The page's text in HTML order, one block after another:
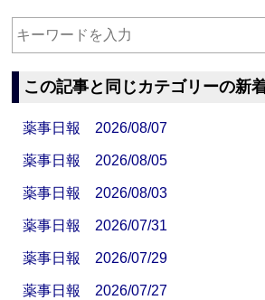
この記事と同じカテゴリーの新
薬事日報 2026/08/07
薬事日報 2026/08/05
薬事日報 2026/08/03
薬事日報 2026/07/31
薬事日報 2026/07/29
薬事日報 2026/07/27